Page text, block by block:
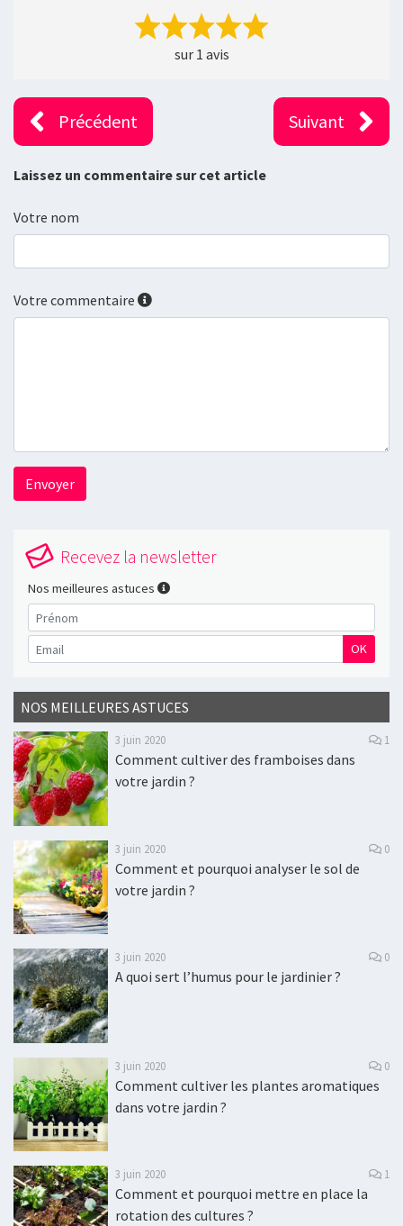
sur 1 avis
Précédent Suivant
Laissez un commentaire sur cet article
Votre nom
Votre commentaire
Envoyer
Recevez la newsletter
Nos meilleures astuces
OK
NOS MEILLEURES ASTUCES
3 juin 2020 1
Comment cultiver des framboises dans
votre jardin ?
3 juin 2020 0
Comment et pourquoi analyser le sol de
votre jardin ?
3 juin 2020 0
A quoi sert l’humus pour le jardinier ?
3 juin 2020 0
Comment cultiver les plantes aromatiques
dans votre jardin ?
3 juin 2020 1
Comment et pourquoi mettre en place la
rotation des cultures ?